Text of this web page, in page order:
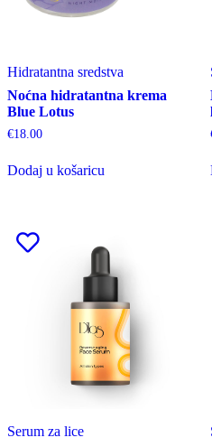
Hidratantna sredstva
Noćna hidratantna krema
Blue Lotus
€18.00
Dodaj u košaricu
Serum za lice